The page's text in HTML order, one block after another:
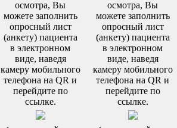
осмотра, Вы
можете заполнить
опросный лист
(анкету) пациента
в электронном
виде, наведя
камеру мобильного
телефона на QR и
перейдите по
ссылке.
осмотра, Вы
можете заполнить
опросный лист
(анкету) пациента
в электронном
виде, наведя
камеру мобильного
телефона на QR и
перейдите по
ссылке.